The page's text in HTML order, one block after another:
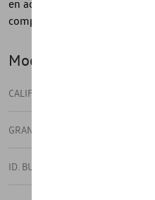
en acier inoxydable
complet ou vendu séparément.
Modèle(s)
CALIFORNIA
GRAND CALIFORNIA
ID. BUZZ